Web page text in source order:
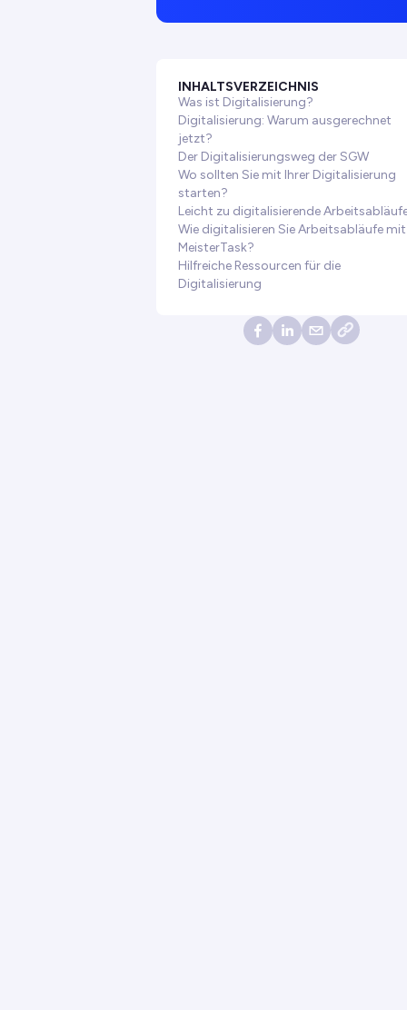
INHALTSVERZEICHNIS
Was ist Digitalisierung?
Digitalisierung: Warum ausgerechnet
jetzt?
Der Digitalisierungsweg der SGW
Wo sollten Sie mit Ihrer Digitalisierung
starten?
Leicht zu digitalisierende
Wie digitalisieren Sie Arbeitsabläufe mit
MeisterTask?
Hilfreiche Ressourcen für die
Digitalisierung